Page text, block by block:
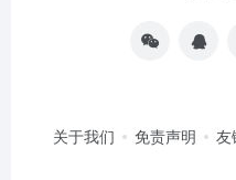
关于我们 免责声明 友